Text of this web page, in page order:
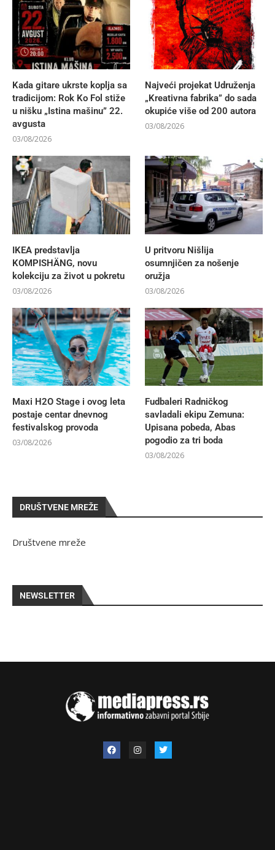
Kada gitare ukrste koplja sa
tradicijom: Rok Ko Fol stiže
u nišku „Istina mašinu” 22.
avgusta
03/08/2026
Najveći projekat Udruženja
„Kreativna fabrika” do sada
okupiće više od 200 autora
03/08/2026
IKEA predstavlja
KOMPISHÄNG, novu
kolekciju za život u pokretu
03/08/2026
U pritvoru Nišlija
osumnjičen za nošenje
oružja
03/08/2026
Maxi H2O Stage i ovog leta
postaje centar dnevnog
festivalskog provoda
03/08/2026
Fudbaleri Radničkog
savladali ekipu Zemuna:
Upisana pobeda, Abas
pogodio za tri boda
03/08/2026
DRUŠTVENE MREŽE
Društvene mreže
NEWSLETTER